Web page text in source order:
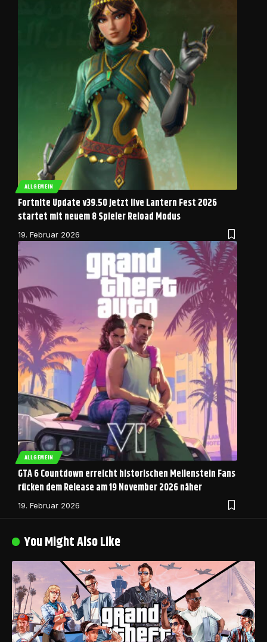
ALLGEMEIN
Fortnite Update v39.50 jetzt live Lantern Fest 2026
startet mit neuem 8 Spieler Reload Modus
19. Februar 2026
ALLGEMEIN
GTA 6 Countdown erreicht historischen Meilenstein Fans
rücken dem Release am 19 November 2026 näher
19. Februar 2026
You Might Also Like